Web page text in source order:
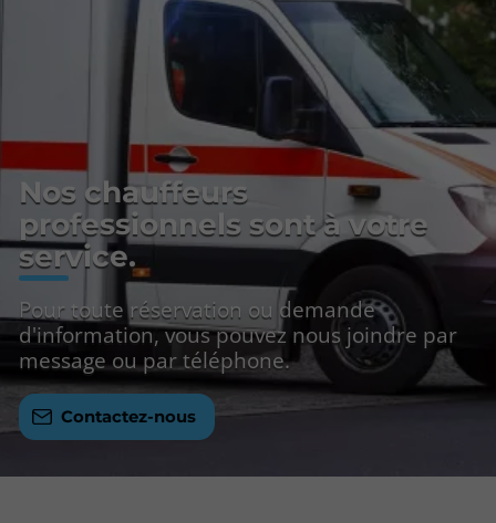
Nos chauffeurs
professionnels sont à votre
service.
Pour toute réservation ou demande
d'information, vous pouvez nous joindre par
message ou par téléphone.
Contactez-nous